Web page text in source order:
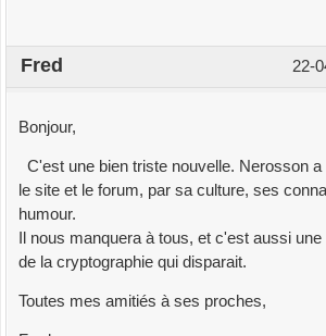
22-
Fred
Bonjour,
C'est une bien triste nouvelle. Nerosson
le site et le forum, par sa culture, ses
humour.
Il nous manquera à tous, et c'est aussi
de la cryptographie qui disparait.
Toutes mes amitiés à ses proches,